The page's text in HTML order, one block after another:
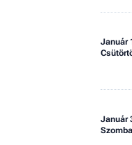
Január
Január